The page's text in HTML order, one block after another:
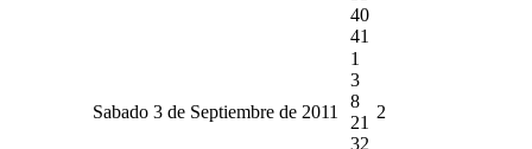
40
41
Sabado 3 de Septiembre de 2011
1
3
8
21
32
2